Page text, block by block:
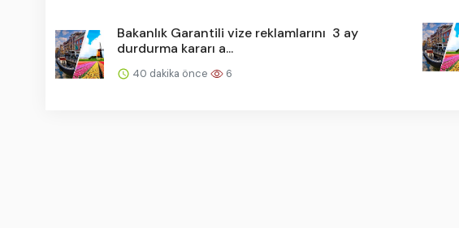
Bakanlık Garantili vize reklamlarını 3 ay
durdurma kararı a...
40 dakika önce 6